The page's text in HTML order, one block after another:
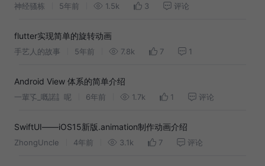
神经骚栋 5年前 1.5k 3 评论
flutter实现简单的旋转动画
手艺人的故事 5年前 7.8k 7 1
Android View 体系的简单介绍
一輩孓_嘅諾訁呢 6年前 1.7k 1 评论
SwiftUI——iOS15新版.animation制作动画介绍
ZhongUncle 4年前 3.1k 7 评论